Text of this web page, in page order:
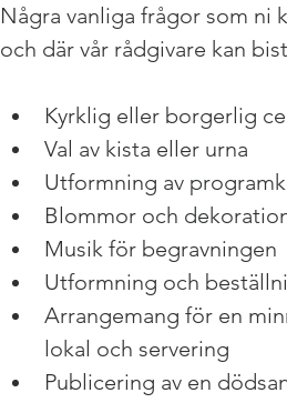
Några vanliga frågor som ni
och där vår rådgivare kan
Kyrklig eller borgerlig
Val av kista eller urna
Utformning av
Blommor och
Musik för begravningen
Utformning och
Arrangemang för en
lokal och servering
Publicering av en